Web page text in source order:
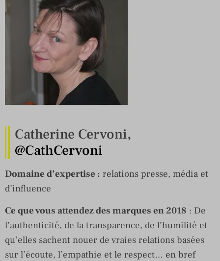
Catherine Cervoni,
@CathCervoni
Domaine d’expertise : relations presse, média et
d’influence
Ce que vous attendez des marques en 2018 : De
l’authenticité, de la transparence, de l’humilité et
qu’elles sachent nouer de vraies relations basées
sur l’écoute, l’empathie et le respect… en bref